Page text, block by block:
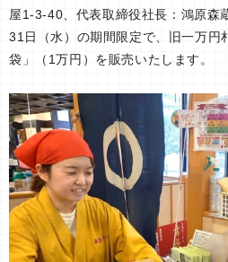
屋1-3-40、代表取締役社長：鴻原森
31日（水）の期間限定で、旧一万円
袋」（1万円）を販売いたします。